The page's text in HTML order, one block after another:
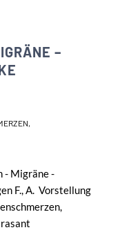
–
,
- Migräne -
F., A. Vorstellung